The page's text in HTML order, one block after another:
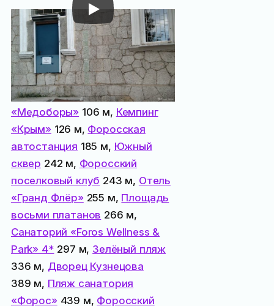
Все места
поблизости:
Центральный сквер Фороса
84 м,Кондитерская
«Медоборы» 106 м, Кемпинг
«Крым»126 м, Форосская
автостанция 185 м, Южный
сквер 242 м, Форосский
поселковый клуб 243 м, Отель
«Гранд Флёр»255 м, Площадь
восьми платанов 266 м,
Санаторий «Foros Wellness &
Park» 4* 297 м, Зелёный пляж
336 м, Дворец Кузнецова
389 м, Пляж санатория
«Форос»439 м, Форосский